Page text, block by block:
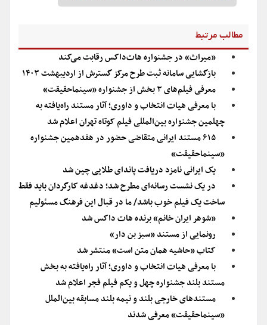
مطالب مرتبط
«میراث» در جشنواره هات‌داکس رقابت می‌کند
بازگشایی سامانه ثبت طرح مرکز گسترش از اردیبهشت ۱۴۰۳
معرفی فیلم‌های ۳ بخش از جشنواره «سینماحقیقت»
با معرفی هیات انتخاب و داوری؛ آثار مستند راه‌یافته به
چهلمین جشنواره بین‌المللی فیلم کوتاه تهران اعلام شد
۶۱۵ مستند ایرانی متقاضی حضور در هفدهمین جشنواره
«سینماحقیقت»
یک ایرانی نامزد دریافت پاندای طلایی چین شد
در یک نشست رسانه‌ای مطرح شد؛ دغدغه کارگردان باید فقط
ساخت یک فیلم خوب باشد/ ما در قبال این فرهنگ مسئولیم
«شوهر ایران خانم» برنده هات داکس شد
رونمایی از مستند «سبز بن دار»
کتاب «حاشیه همان متن است» منتشر شد
با معرفی هیات انتخاب و داوری؛ آثار راه‌یافته به بخش
مستند بلند جشنواره چهل و یکم فیلم فجر اعلام شد
مستندهای خارجی بلند و نیمه بلند مسابقه بین‌الملل
«سینماحقیقت» معرفی شدند